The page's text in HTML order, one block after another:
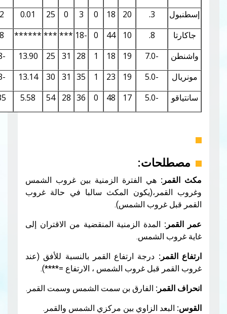
20
18
3
25
0.01
1.52
2.34
10
44
-18
***
***
******
0.98
3.24
0.08
19
18
28
25
13.90
16.42
2.05
19
23
35
30
13.14
16.46
2.06
17
48
36
28
54
5.58
13.35
15.20
1.76
الفترة الزمنية بين غروب الشمس
المكث سالبا في حالة غروب
الشمس).
الزمنية المنقضية من الاقتران إلى
ارتفاع القمر بالنسبة للأفق (عند
غروب الشمس ، الارتفاع =****).
الفارق بن سمت الشمس وسمت القمر.
الزاوي بين مركزي الشمس والقمر.